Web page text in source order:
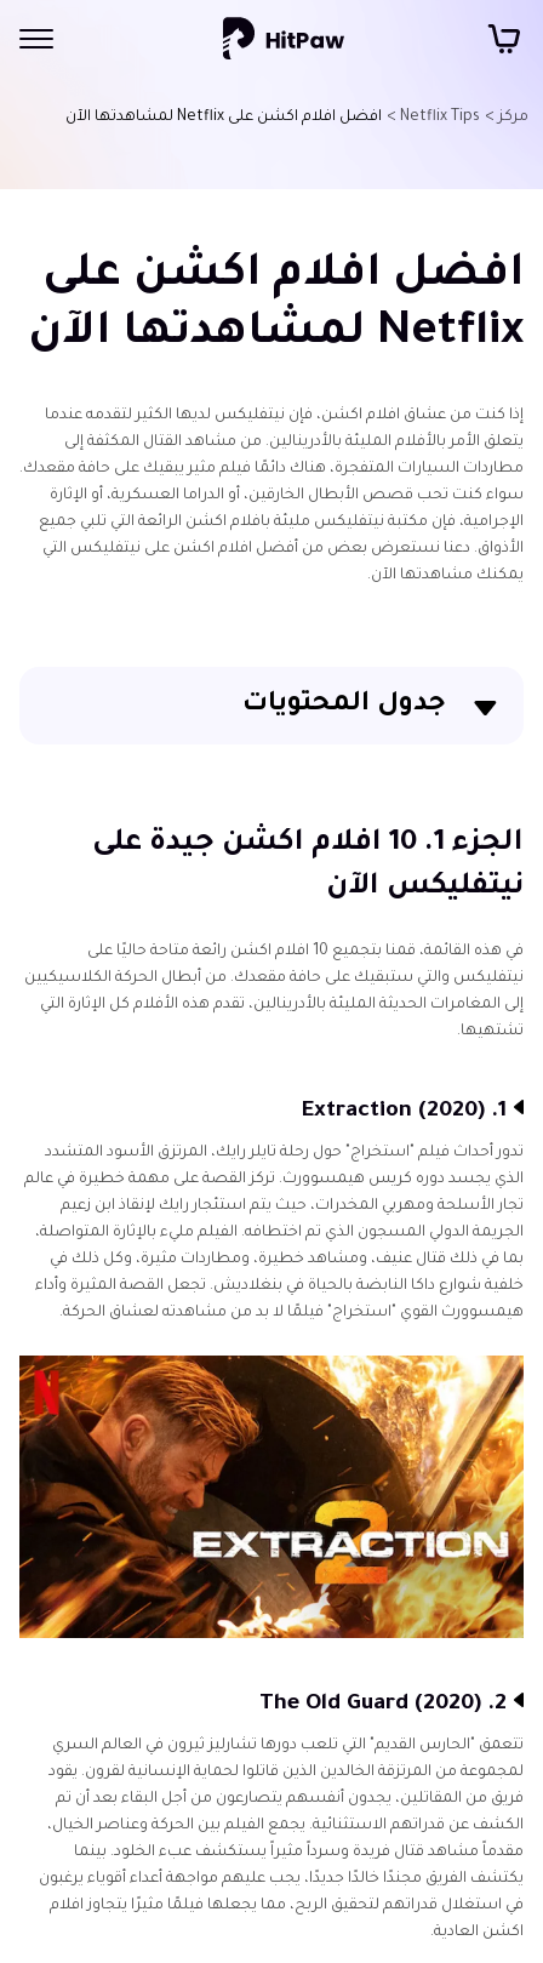
مركز > Netflix Tips > افضل افلام اكشن على Netflix لمشاهدتها الآن
افضل افلام اكشن على
Netflix لمشاهدتها الآن
إذا كنت من عشاق افلام اكشن، فإن نيتفليكس لديها الكثير لتقدمه عندما
يتعلق الأمر بالأفلام المليئة بالأدرينالين. من مشاهد القتال المكثفة إلى
مطاردات السيارات المتفجرة، هناك دائمًا فيلم مثير يبقيك على حافة مقعدك.
سواء كنت تحب قصص الأبطال الخارقين، أو الدراما العسكرية، أو الإثارة
الإجرامية، فإن مكتبة نيتفليكس مليئة بافلام اكشن الرائعة التي تلبي جميع
الأذواق. دعنا نستعرض بعض من أفضل افلام اكشن على نيتفليكس التي
يمكنك مشاهدتها الآن.
جدول المحتويات
الجزء 1. 10 افلام اكشن جيدة على
نيتفليكس الآن
في هذه القائمة، قمنا بتجميع 10 افلام اكشن رائعة متاحة حاليًا على
نيتفليكس والتي ستبقيك على حافة مقعدك. من أبطال الحركة الكلاسيكيين
إلى المغامرات الحديثة المليئة بالأدرينالين، تقدم هذه الأفلام كل الإثارة التي
تشتهيها.
1. Extraction (2020)
تدور أحداث فيلم "استخراج" حول رحلة تايلر رايك، المرتزق الأسود المتشدد
الذي يجسد دوره كريس هيمسوورث. تركز القصة على مهمة خطيرة في عالم
تجار الأسلحة ومهربي المخدرات، حيث يتم استئجار رايك لإنقاذ ابن زعيم
الجريمة الدولي المسجون الذي تم اختطافه. الفيلم مليء بالإثارة المتواصلة،
بما في ذلك قتال عنيف، ومشاهد خطيرة، ومطاردات مثيرة، وكل ذلك في
خلفية شوارع داكا النابضة بالحياة في بنغلاديش. تجعل القصة المثيرة وأداء
هيمسوورث القوي "استخراج" فيلمًا لا بد من مشاهدته لعشاق الحركة.
2. The Old Guard (2020)
تتعمق "الحارس القديم" التي تلعب دورها تشارليز ثيرون في العالم السري
لمجموعة من المرتزقة الخالدين الذين قاتلوا لحماية الإنسانية لقرون. يقود
فريق من المقاتلين، يجدون أنفسهم يتصارعون من أجل البقاء بعد أن تم
الكشف عن قدراتهم الاستثنائية. يجمع الفيلم بين الحركة وعناصر الخيال،
مقدماً مشاهد قتال فريدة وسرداً مثيراً يستكشف عبء الخلود. بينما
يكتشف الفريق مجندًا خالدًا جديدًا، يجب عليهم مواجهة أعداء أقوياء يرغبون
في استغلال قدراتهم لتحقيق الربح، مما يجعلها فيلمًا مثيرًا يتجاوز افلام
اكشن العادية.